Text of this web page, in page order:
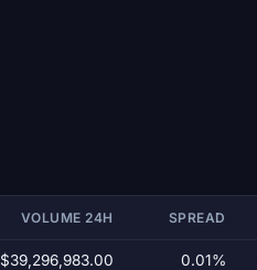
VOLUME 24H SPREAD
$39,296,983.00 0.01%